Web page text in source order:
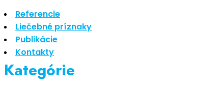
Referencie
Liečebné príznaky
Publikácie
Kontakty
september 2021
apríl 2021
august 2020
Kategórie